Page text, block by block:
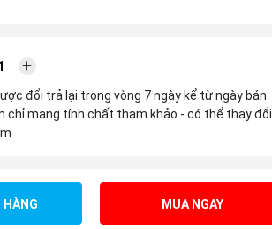
đổi trả lại trong vòng 7 ngày kể từ ngày bán.
chỉ mang tính chất tham khảo - có thể thay đổi
HÀNG MUA NGAY